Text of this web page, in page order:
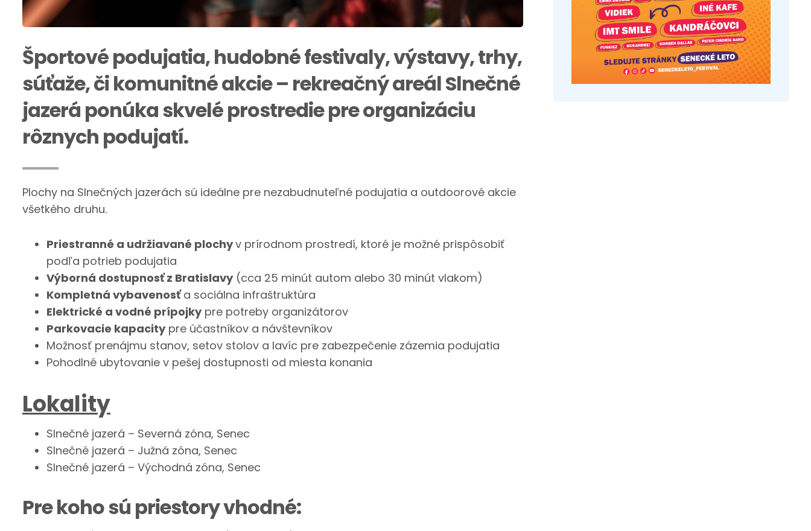
Športové podujatia, hudobné festivaly, výstavy, trhy,
súťaže, či komunitné akcie – rekreačný areál Slnečné
jazerá ponúka skvelé prostredie pre organizáciu
rôznych podujatí.
Plochy na Slnečných jazerách sú ideálne pre nezabudnuteľné podujatia a outdoorové akcie
všetkého druhu.
Priestranné a udržiavané plochyv prírodnom prostredí, ktoré je možné prispôsobiť
podľa potrieb podujatia
Výborná dostupnosť z Bratislavy(cca 25 minút autom alebo 30 minút vlakom)
Kompletná vybavenosťa sociálna infraštruktúra
Elektrické a vodné prípojkypre potreby organizátorov
Parkovacie kapacitypre účastníkov a návštevníkov
Možnosť prenájmu stanov, setov stolov a lavíc pre zabezpečenie zázemia podujatia
Pohodlné ubytovanie v pešej dostupnosti od miesta konania
Lokality
Slnečné jazerá – Severná zóna, Senec
Slnečné jazerá – Južná zóna, Senec
Slnečné jazerá – Východná zóna, Senec
Pre koho sú priestory vhodné: